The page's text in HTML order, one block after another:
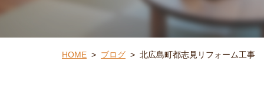
HOME > ブログ > 北広島町都志見リフォーム工事